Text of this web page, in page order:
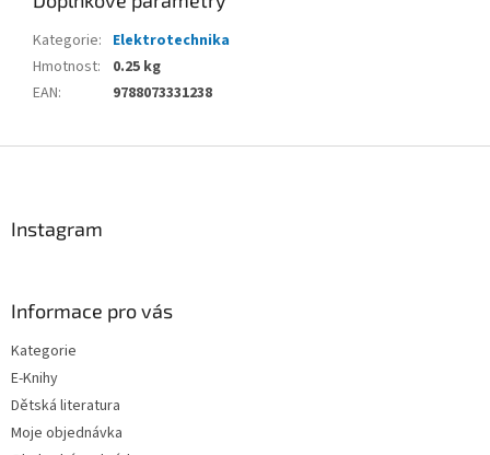
Kategorie: Elektrotechnika
Hmotnost:
0.25 kg
EAN: 9788073331238
Instagram
Informace pro vás
Kategorie
E-Knihy
Dětská literatura
Moje objednávka